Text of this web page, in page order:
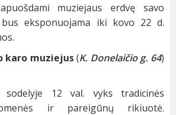
muziejaus erdvę savo
eksponuojama iki kovo 22 d.
karo muziejus(K. Donelaičio g. 64)
sodelyje 12 val. vyks tradicinės
ir pareigūnų rikiuotė.